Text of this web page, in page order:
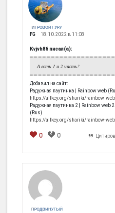
ИГРОВОЙ ГУРУ
FG 18.10.2022 в 11:08
Kvjvh86 писал(а):
А есть 1 и 2 часть?
Добавил на сайт:
Радужная паутинка | Rainbow web
https://allkey.org/shariki/rainbow-
Радужная паутинка 2 | Rainbow web 2
(Rus)
https://allkey.org/shariki/rainbow-
0 0
ПРОДВИНУТЫЙ